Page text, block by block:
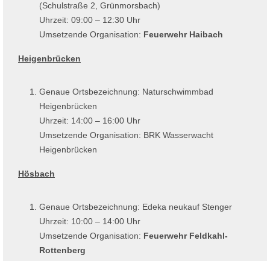
(Schulstraße 2, Grünmorsbach)
Uhrzeit: 09:00 – 12:30 Uhr
Umsetzende Organisation: Feuerwehr Haibach
Heigenbrücken
Genaue Ortsbezeichnung: Naturschwimmbad
Heigenbrücken
Uhrzeit: 14:00 – 16:00 Uhr
Umsetzende Organisation: BRK Wasserwacht
Heigenbrücken
Hösbach
Genaue Ortsbezeichnung: Edeka neukauf Stenger
Uhrzeit: 10:00 – 14:00 Uhr
Umsetzende Organisation: Feuerwehr Feldkahl-
Rottenberg